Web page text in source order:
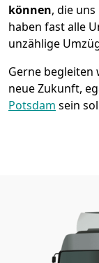
können, die
haben fast alle
unzählige
Gerne begleiten
neue Zukunft,
Potsdam sein